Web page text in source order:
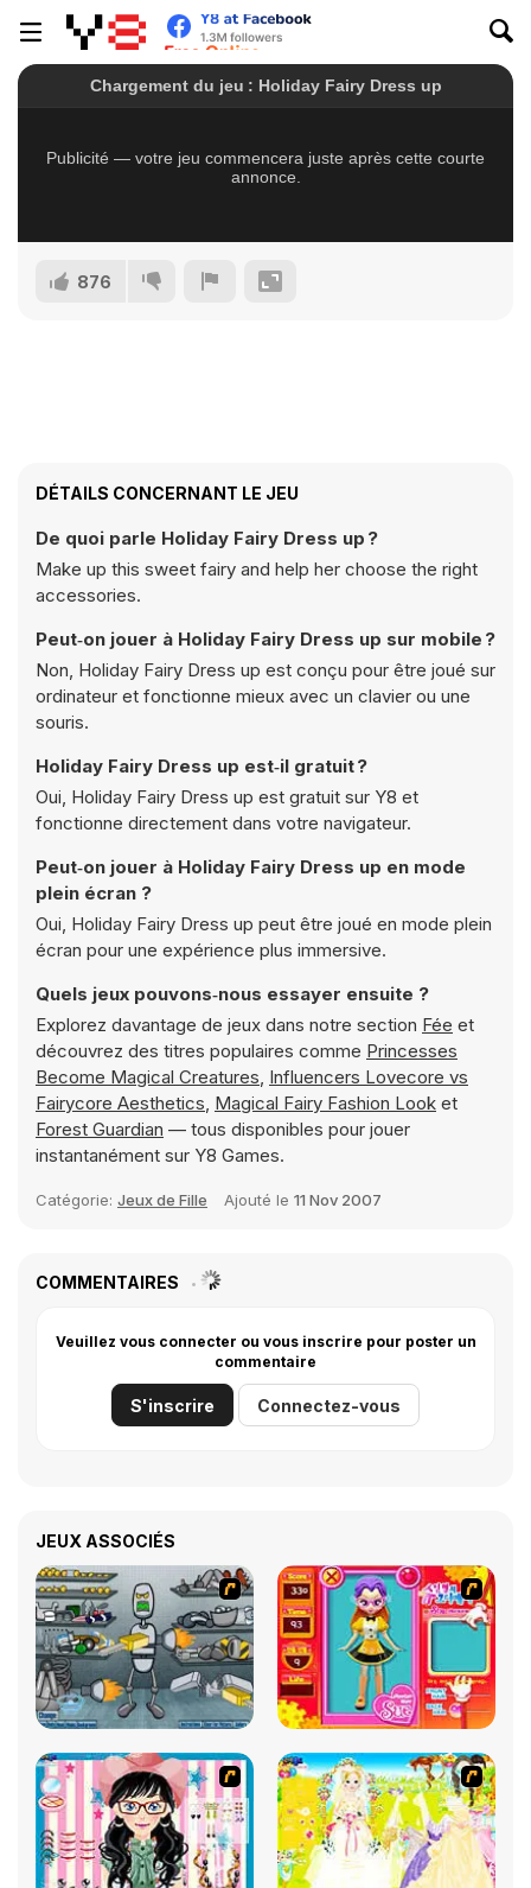
876
DÉTAILS CONCERNANT LE JEU
De quoi parle Holiday Fairy Dress up ?
Make up this sweet fairy and help her choose the right
accessories.
Peut‑on jouer à Holiday Fairy Dress up sur mobile ?
Non, Holiday Fairy Dress up est conçu pour être joué sur
ordinateur et fonctionne mieux avec un clavier ou une
souris.
Holiday Fairy Dress up est‑il gratuit ?
Oui, Holiday Fairy Dress up est gratuit sur Y8 et
fonctionne directement dans votre navigateur.
Peut‑on jouer à Holiday Fairy Dress up en mode
plein écran ?
Oui, Holiday Fairy Dress up peut être joué en mode plein
écran pour une expérience plus immersive.
Quels jeux pouvons‑nous essayer ensuite ?
Explorez davantage de jeux dans notre section Fée et
découvrez des titres populaires comme Princesses
Become Magical Creatures, Influencers Lovecore vs
Fairycore Aesthetics, Magical Fairy Fashion Look et
Forest Guardian — tous disponibles pour jouer
instantanément sur Y8 Games.
Catégorie: Jeux de Fille Ajouté le 11 Nov 2007
COMMENTAIRES
Veuillez vous connecter ou vous inscrire pour poster un
commentaire
S'inscrire Connectez-vous
JEUX ASSOCIÉS